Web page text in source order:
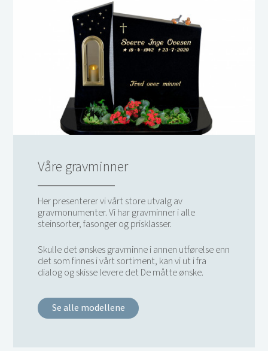
Våre gravminner
Her presenterer vi vårt store utvalg av
gravmonumenter. Vi har gravminner i alle
steinsorter, fasonger og prisklasser.
Skulle det ønskes gravminne i annen utførelse enn
det som finnes i vårt sortiment, kan vi ut i fra
dialog og skisse levere det De måtte ønske.
Se alle modellene